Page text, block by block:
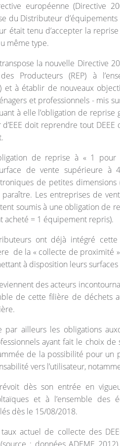
européenne (Directive
du Distributeur
était tenu d’accepter la reprise
même type.
la nouvelle Directive
Producteurs (REP) à
et à établir de nouveaux
et professionnels - mis
à elle l’obligation de
doit reprendre tout DEEE
de reprise à « 1
de vente supérieure
de petites
Les entreprises de
soumis à une obligation de
acheté = 1 équipement repris).
ont déjà intégré
de la « collecte de proximité
à disposition leurs
des acteurs
de cette filière de déchets
par ailleurs les obligations
ayant fait le choix
de la possibilité pour un
vers l’utilisateur,
dès son entrée en
et à l’ensemble des
dès le 15/08/2018.
actuel de collecte des